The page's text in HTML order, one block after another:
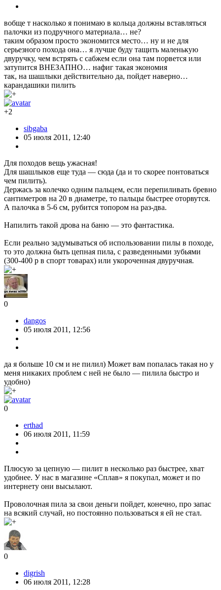
вобще т насколько я понимаю в кольца должны вставляться
палочки из подручного материала… не?
таким образом просто экономится место… ну и не для
серьезного похода она… я лучше буду тащить маленькую
двуручку, чем встрять с сабжем если она там порвется или
затупится ВНЕЗАПНО… нафиг такая экономия
так, на шашлыки действительно да, пойдет наверно…
карандашики пилить
+2
sibgaba
05 июля 2011, 12:40
Для походов вещь ужасная!
Для шашлыков еще туда — сюда (да и то скорее понтоваться
чем пилить).
Держась за колечко одним пальцем, если перепиливать бревно
сантиметров на 20 в диаметре, то пальцы быстрее оторвутся.
А палочка в 5-6 см, рубится топором на раз-два.
Напилить такой дрова на баню — это фантастика.
Если реально задумываться об использовании пилы в походе,
то это должна быть цепная пила, с разведенными зубьями
(300-400 р в спорт товарах) или укороченная двуручная.
0
dangos
05 июля 2011, 12:56
да я больше 10 см и не пилил) Может вам попалась такая но у
меня никаких проблем с ней не было — пилила быстро и
удобно)
0
erthad
06 июля 2011, 11:59
Плюсую за цепную — пилит в несколько раз быстрее, хват
удобнее. У нас в магазине «Сплав» я покупал, может и по
интернету они высылают.
Проволочная пила за свои деньги пойдет, конечно, про запас
на всякий случай, но постоянно пользоваться я ей не стал.
0
digrish
06 июля 2011, 12:28